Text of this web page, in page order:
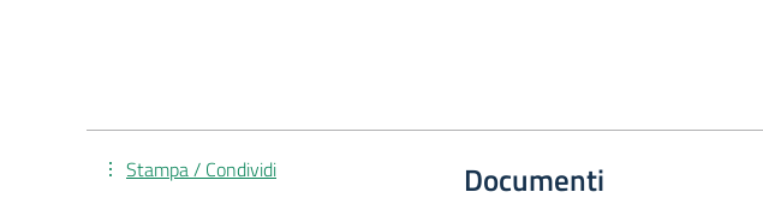
Documenti
Stampa / Condividi